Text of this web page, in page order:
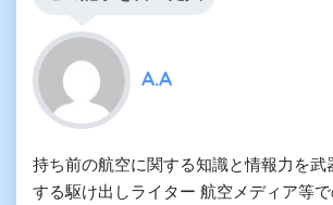
A.A
持ち前の航空に関する知識と情報力を武
する駆け出しライター 航空メディア等